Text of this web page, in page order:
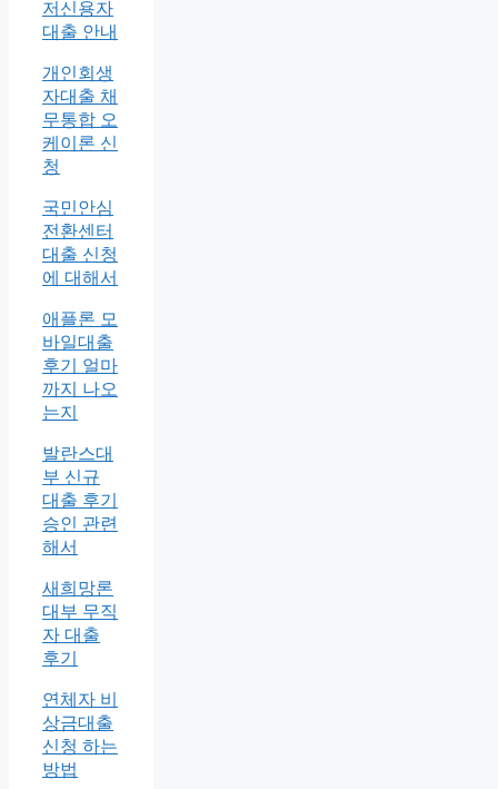
저신용자
대출 안내
개인회생
자대출 채
무통합 오
케이론 신
청
국민안심
전환센터
대출 신청
에 대해서
애플론 모
바일대출
후기 얼마
까지 나오
는지
발란스대
부 신규
대출 후기
승인 관련
해서
새희망론
대부 무직
자 대출
후기
연체자 비
상금대출
신청 하는
방법